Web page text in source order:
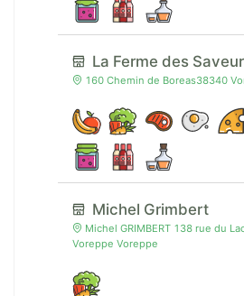
La Ferme des
160 Chemin de Boreas38340
Michel Grimbert
Michel GRIMBERT 138 rue du
Voreppe Voreppe